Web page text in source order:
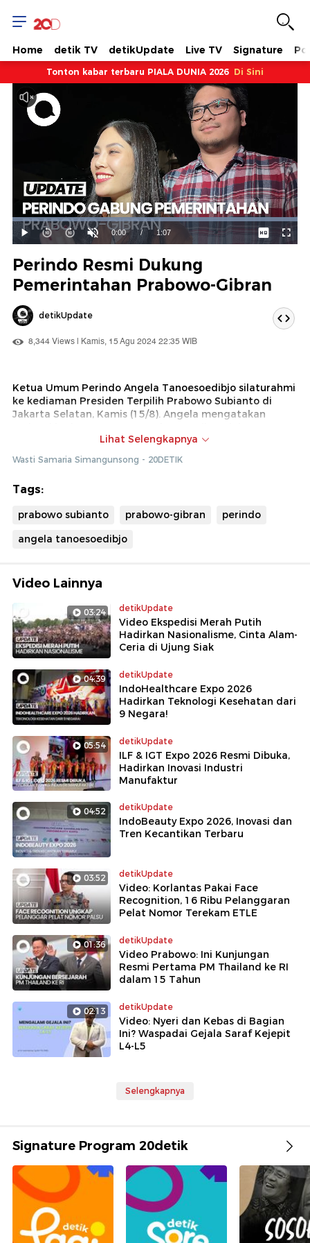
Home detik TV detikUpdate Live TV Signature
Tonton kabar terbaru PIALA DUNIA 2026 Di Sini
Mainkan
Suara
Hidup
Waktu
0:00 / Durasi
1:07
Dimuat:
100.00%
Perindo Resmi Dukung
Pemerintahan Prabowo-Gibran
detikUpdate
8,344 Views | Kamis, 15 Agu 2024 22:35 WIB
Ketua Umum Perindo Angela Tanoesoedibjo silaturahmi
ke kediaman Presiden Terpilih Prabowo Subianto di
Jakarta Selatan, Kamis (15/8). Angela mengatakan
pada pemerintahan Prabowo-Gibran mendatang.
Lihat Selengkapnya
Wasti Samaria Simangunsong - 20DETIK
Tags:
prabowo subianto prabowo-gibran
perindo
angela tanoesoedibjo
Video Lainnya
03:24 detikUpdate
Video Ekspedisi Merah Putih
Hadirkan Nasionalisme, Cinta Alam-
Ceria di Ujung Siak
04:39 detikUpdate
IndoHealthcare Expo 2026
Hadirkan Teknologi Kesehatan dari
9 Negara!
05:54 detikUpdate
ILF & IGT Expo 2026 Resmi Dibuka,
Hadirkan Inovasi Industri
Manufaktur
04:52 detikUpdate
IndoBeauty Expo 2026, Inovasi dan
Tren Kecantikan Terbaru
03:52 detikUpdate
Video: Korlantas Pakai Face
Recognition, 16 Ribu Pelanggaran
Pelat Nomor Terekam ETLE
01:36 detikUpdate
Video Prabowo: Ini Kunjungan
Resmi Pertama PM Thailand ke RI
dalam 15 Tahun
02:13 detikUpdate
Video: Nyeri dan Kebas di Bagian
Ini? Waspadai Gejala Saraf Kejepit
L4-L5
Selengkapnya
Signature Program 20detik